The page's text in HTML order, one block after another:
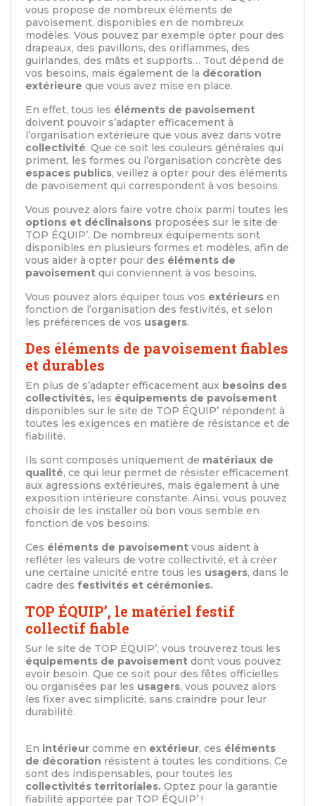
vous propose de nombreux éléments de
pavoisement, disponibles en de nombreux
modèles. Vous pouvez par exemple opter pour des
drapeaux, des pavillons, des oriflammes, des
guirlandes, des mâts et supports… Tout dépend de
vos besoins, mais également de la décoration
extérieure que vous avez mise en place.
En effet, tous les éléments de pavoisement
doivent pouvoir s’adapter efficacement à
l’organisation extérieure que vous avez dans votre
collectivité. Que ce soit les couleurs générales qui
priment, les formes ou l’organisation concrète des
espaces publics, veillez à opter pour des éléments
de pavoisement qui correspondent à vos besoins.
Vous pouvez alors faire votre choix parmi toutes les
options et déclinaisons proposées sur le site de
TOP ÉQUIP’. De nombreux équipements sont
disponibles en plusieurs formes et modèles, afin de
vous aider à opter pour des éléments de
pavoisement qui conviennent à vos besoins.
Vous pouvez alors équiper tous vos extérieurs en
fonction de l’organisation des festivités, et selon
les préférences de vos usagers.
Des éléments de pavoisement fiables
et durables
En plus de s’adapter efficacement aux besoins des
collectivités, les équipements de pavoisement
disponibles sur le site de TOP ÉQUIP’ répondent à
toutes les exigences en matière de résistance et de
fiabilité.
Ils sont composés uniquement de matériaux de
qualité, ce qui leur permet de résister efficacement
aux agressions extérieures, mais également à une
exposition intérieure constante. Ainsi, vous pouvez
choisir de les installer où bon vous semble en
fonction de vos besoins.
Ces éléments de pavoisement vous aident à
refléter les valeurs de votre collectivité, et à créer
une certaine unicité entre tous les usagers, dans le
cadre des festivités et cérémonies.
TOP ÉQUIP’, le matériel festif
collectif fiable
Sur le site de TOP ÉQUIP’, vous trouverez tous les
équipements de pavoisement dont vous pouvez
avoir besoin. Que ce soit pour des fêtes officielles
ou organisées par les usagers, vous pouvez alors
les fixer avec simplicité, sans craindre pour leur
durabilité.
En intérieur comme en extérieur, ces éléments
de décoration résistent à toutes les conditions. Ce
sont des indispensables, pour toutes les
collectivités territoriales. Optez pour la garantie
fiabilité apportée par TOP ÉQUIP’ !